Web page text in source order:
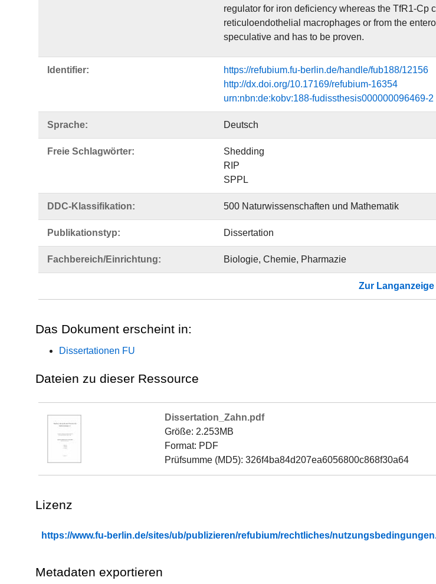
regulator for iron deficiency whereas the TfR1-Cp
reticuloendothelial macrophages or from the
speculative and has to be proven.
Identifier:
https://refubium.fu-berlin.de/handle/fub188/12156
http://dx.doi.org/10.17169/refubium-16354
urn:nbn:de:kobv:188-fudissthesis000000096469-2
Sprache: Deutsch
Freie Schlagwörter:
Shedding
RIP
SPPL
DDC-Klassifikation: 500 Naturwissenschaften und Mathematik
Publikationstyp: Dissertation
Fachbereich/Einrichtung: Biologie, Chemie, Pharmazie
Zur Langanzeige
Das Dokument erscheint in:
Dissertationen FU
Dateien zu dieser Ressource
Dissertation_Zahn.pdf
Größe: 2.253MB
Format: PDF
Prüfsumme (MD5): 326f4ba84d207ea6056800c868f30a64
Lizenz
https://www.fu-berlin.de/sites/ub/publizieren/refubium/rechtliches/
Metadaten exportieren